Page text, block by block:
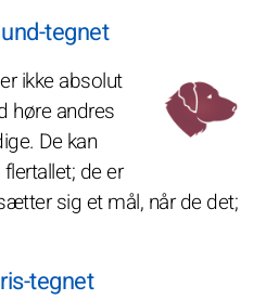
tegnet
ikke absolut
høre andres
De kan
de er
sig et mål, når de det;
tegnet